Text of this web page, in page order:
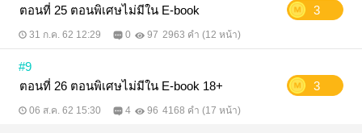
ตอนที่ 25 ตอนพิเศษไม่มีใน E-book
3
31 ก.ค. 62 12:29 0 97 2963 คำ (12 หน้า)
#9
ตอนที่ 26 ตอนพิเศษไม่มีใน E-book 18+
3
06 ส.ค. 62 15:30 4 96 4168 คำ (17 หน้า)